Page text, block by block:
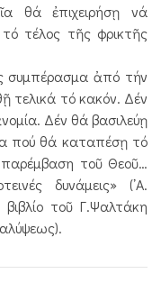
θά ἐπιχειρήσῃ νά
τέλος τῆς φρικτῆς
ἀπό τήν
τελικά τό κακόν. Δέν
Δέν θά βασιλεύῃ
πού θά καταπέσῃ τό
παρέμβαση τοῦ Θεοῦ…
δυνάμεις» (᾿Α.
τοῦ Γ.Ψαλτάκη